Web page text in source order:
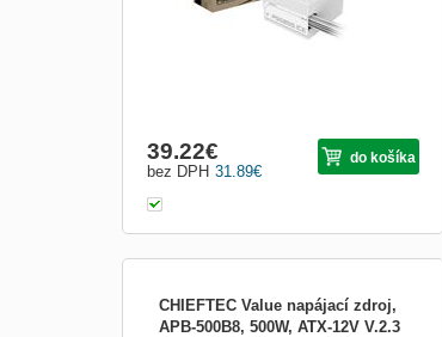
31.89€
bez DPH
39.22€ do košíka
CHIEFTEC Value napájací zdroj,
APB-500B8, 500W, ATX-12V V.2.3